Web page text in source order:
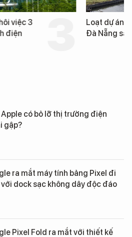
Loạt dự án bất động
Đà Nẵng sắp bị kiểm
Apple có bỏ lỡ thị trường điện
gập?
ra mắt máy tính bảng Pixel đi
với dock sạc không dây độc đáo
Pixel Fold ra mắt với thiết kế